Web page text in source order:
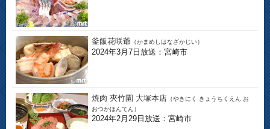
釜飯花咲爺 （かまめしはなざかじい）
2024年3月7日放送：宮崎市
焼肉 夾竹園 大塚本店 （やきにく きょうちくえん お
おつかほんてん）
2024年2月29日放送：宮崎市